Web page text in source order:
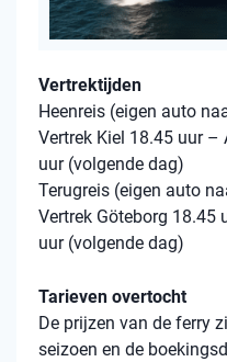
Vertrektijden
Heenreis (eigen auto
Vertrek Kiel 18.45 uur
uur (volgende dag)
Terugreis (eigen auto
Vertrek Göteborg 18.45
uur (volgende dag)
Tarieven overtocht
De prijzen van de ferry
seizoen en de